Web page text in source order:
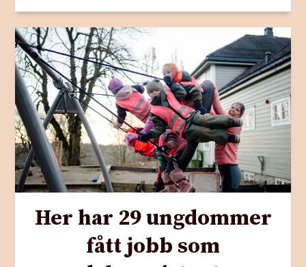
Her har 29 ungdommer
fått jobb som